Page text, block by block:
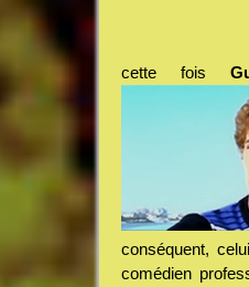
cette fois
conséquent,
comédien